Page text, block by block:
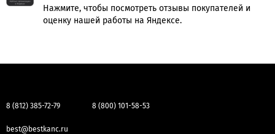
Нажмите, чтобы посмотреть отзывы покупателей и
оценку нашей работы на Яндексе.
8 (812) 385-72-79 8 (800) 101-58-53
best@bestkanc.ru